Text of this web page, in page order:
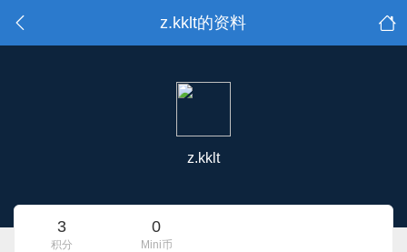
z.kklt的资料
z.kklt
3
积分
0
Mini币